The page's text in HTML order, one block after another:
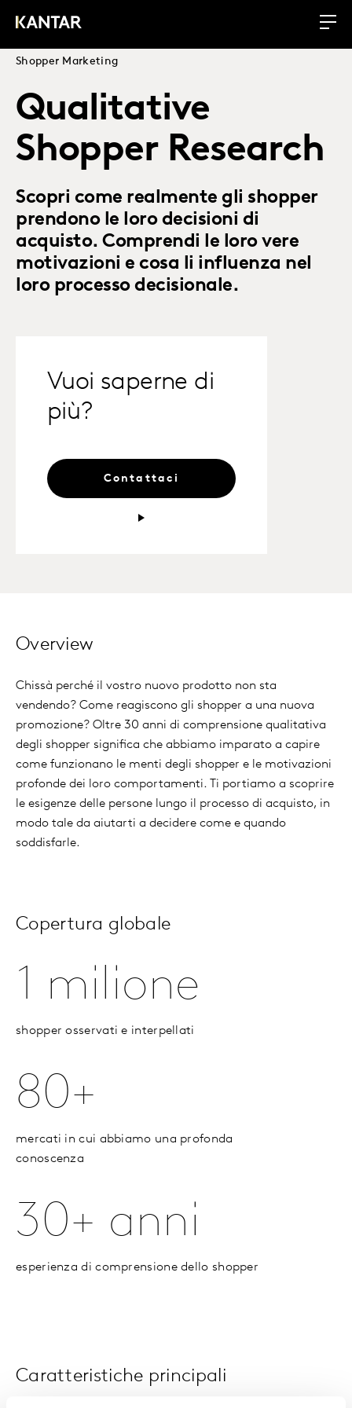
Shopper Marketing
Qualitative
Shopper Research
Scopri come realmente gli shopper
prendono le loro decisioni di
acquisto. Comprendi le loro vere
motivazioni e cosa li influenza nel
loro processo decisionale.
Vuoi saperne di
più?
Contattaci
Overview
Chissà perché il vostro nuovo prodotto non sta
vendendo? Come reagiscono gli shopper a una nuova
promozione? Oltre 30 anni di comprensione qualitativa
degli shopper significa che abbiamo imparato a capire
come funzionano le menti degli shopper e le motivazioni
profonde dei loro comportamenti. Ti portiamo a scoprire
le esigenze delle persone lungo il processo di acquisto, in
modo tale da aiutarti a decidere come e quando
soddisfarle.
Copertura globale
1 milione
shopper osservati e interpellati
80+
mercati in cui abbiamo una profonda
conoscenza
30+ anni
esperienza di comprensione dello shopper
Caratteristiche principali